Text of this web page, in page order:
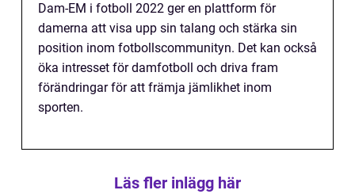
Dam-EM i fotboll 2022 ger en plattform för
damerna att visa upp sin talang och stärka sin
position inom fotbollscommunityn. Det kan också
öka intresset för damfotboll och driva fram
förändringar för att främja jämlikhet inom
sporten.
Läs fler inlägg här